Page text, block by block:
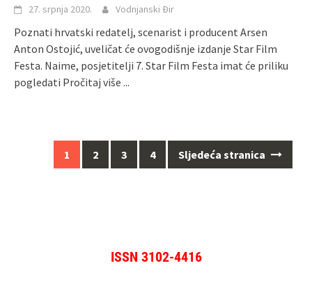
27. srpnja 2020. Vodnjanski Đir
Poznati hrvatski redatelj, scenarist i producent Arsen
Anton Ostojić, uveličat će ovogodišnje izdanje Star Film
Festa. Naime, posjetitelji 7. Star Film Festa imat će priliku
pogledati Pročitaj više ...
Navigacija
1 2 3 4 Sljedeća stranica
ISSN 3102-4416